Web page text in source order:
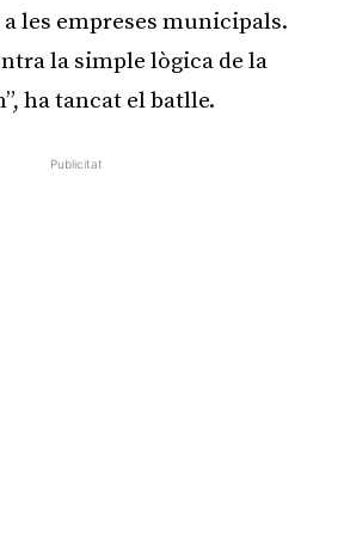
les empreses municipals.
la simple lògica de la
ha tancat el batlle.
Publicitat